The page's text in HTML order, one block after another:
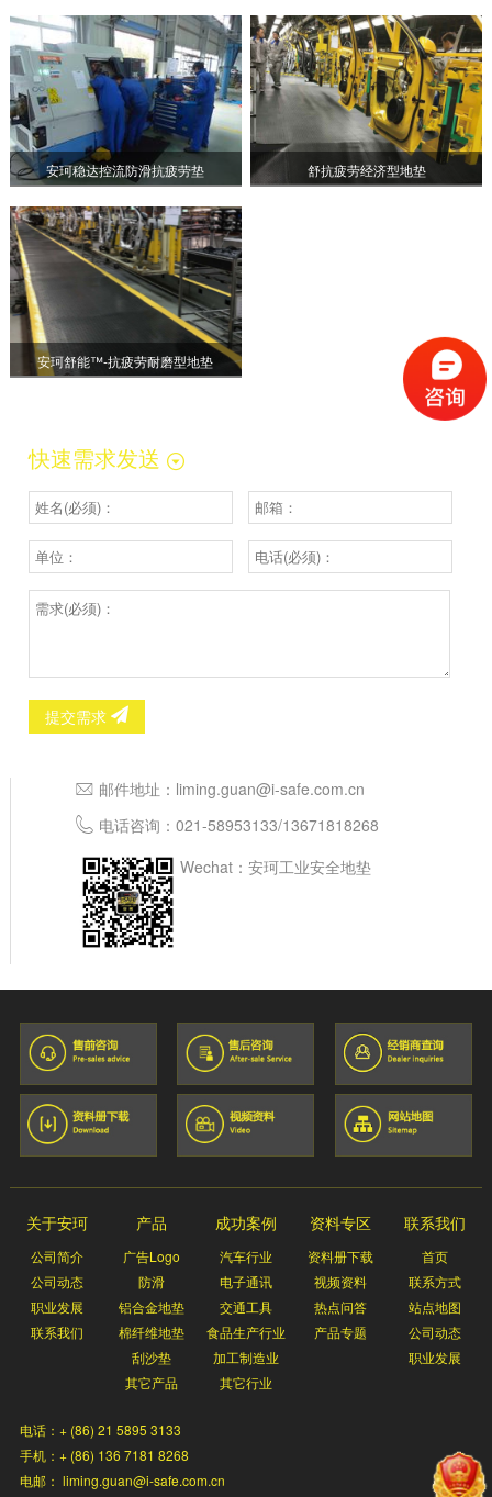
安珂稳达控流防滑抗疲劳垫 舒抗疲劳经济型地垫
安珂舒能™-抗疲劳耐磨型地垫
快速需求发送
提交需求
邮件地址： liming.guan@i-safe.com.cn
电话咨询： 021-58953133/13671818268
Wechat：安珂工业安全地垫
关于安珂
公司简介
公司动态
职业发展
联系我们
产品
广告Logo
防滑
铝合金地垫
棉纤维地垫
刮沙垫
其它产品
成功案例
汽车行业
电子通讯
交通工具
食品生产行业
加工制造业
其它行业
资料专区
资料册下载
视频资料
热点问答
产品专题
联系我们
首页
联系方式
站点地图
公司动态
职业发展
电话：+ (86) 21 5895 3133
手机：+ (86) 136 7181 8268
电邮： liming.guan@i-safe.com.cn